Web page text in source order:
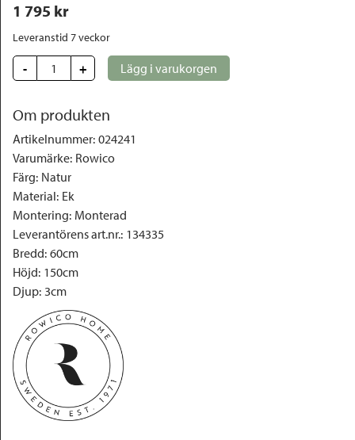
1 795 kr
Leveranstid 7 veckor
- + Lägg i varukorgen
Om produkten
Artikelnummer: 024241
Varumärke: Rowico
Färg: Natur
Material: Ek
Montering: Monterad
Leverantörens art.nr.: 134335
Bredd: 60cm
Höjd: 150cm
Djup: 3cm